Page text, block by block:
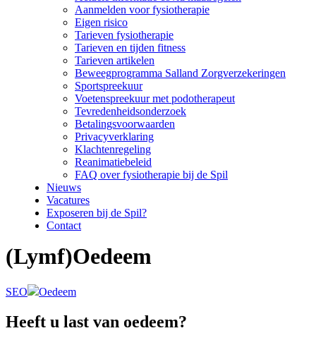
Aanmelden voor fysiotherapie
Eigen risico
Tarieven fysiotherapie
Tarieven en tijden fitness
Tarieven artikelen
Beweegprogramma Salland Zorgverzekeringen
Sportspreekuur
Voetenspreekuur met podotherapeut
Tevredenheidsonderzoek
Betalingsvoorwaarden
Privacyverklaring
Klachtenregeling
Reanimatiebeleid
FAQ over fysiotherapie bij de Spil
Nieuws
Vacatures
Exposeren bij de Spil?
Contact
(Lymf)Oedeem
SEO Oedeem
Heeft u last van oedeem?